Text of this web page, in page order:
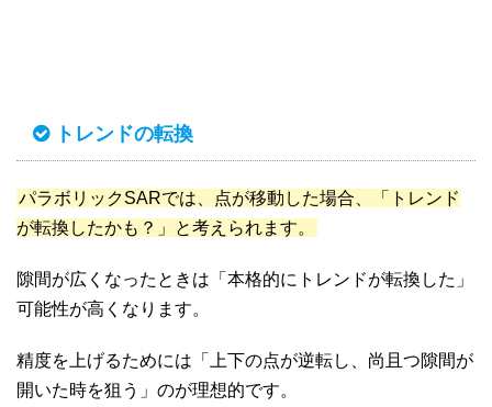
トレンドの転換
パラボリックSARでは、点が移動した場合、「トレンド
が転換したかも？」と考えられます。
隙間が広くなったときは「本格的にトレンドが転換した」
可能性が高くなります。
精度を上げるためには「上下の点が逆転し、尚且つ隙間が
開いた時を狙う」のが理想的です。